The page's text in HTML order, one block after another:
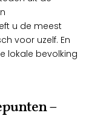
u de meest
voor uzelf. En
lokale bevolking
–